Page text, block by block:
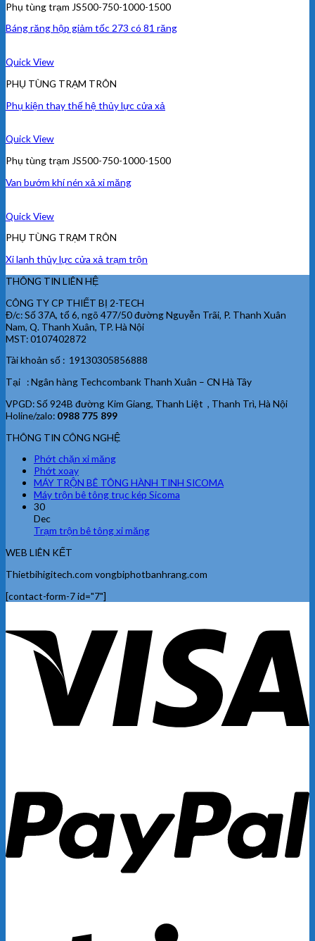
Phụ tùng trạm JS500-750-1000-1500
Báng răng hộp giảm tốc 273 có 81 răng
Quick View
PHỤ TÙNG TRẠM TRÔN
Phụ kiện thay thế hệ thủy lực cửa xả
Quick View
Phụ tùng trạm JS500-750-1000-1500
Van bướm khí nén xả xi măng
Quick View
PHỤ TÙNG TRẠM TRÔN
Xi lanh thủy lực cửa xả trạm trộn
THÔNG TIN LIÊN HỆ
CÔNG TY CP THIẾT BỊ 2-TECH
Đ/c: Số 37A, tổ 6, ngõ 477/50 đường Nguyễn Trãi, P. Thanh Xuân
Nam, Q. Thanh Xuân, TP. Hà Nội
MST: 0107402872
Tài khoản số : 19130305856888
Tại : Ngân hàng Techcombank Thanh Xuân – CN Hà Tây
VPGD: Số 924B đường Kim Giang, Thanh Liệt , Thanh Trì, Hà Nội
Holine/zalo: 0988 775 899
THÔNG TIN CÔNG NGHỆ
Phớt chặn xi măng
Phớt xoay
MÁY TRỘN BÊ TÔNG HÀNH TINH SICOMA
Máy trộn bê tông trục kép Sicoma
30
Dec
Trạm trộn bê tông xi măng
WEB LIÊN KẾT
Thietbihigitech.com vongbiphotbanhrang.com
[contact-form-7 id="7"]